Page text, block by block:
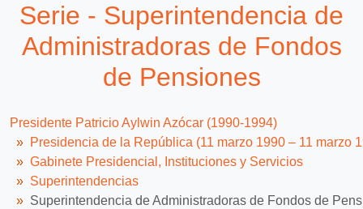
Serie - Superintendencia de
Administradoras de Fondos
de Pensiones
Presidente Patricio Aylwin Azócar (1990-1994)
Presidencia de la República (11 marzo 1990 – 11 marzo
Gabinete Presidencial, Instituciones y Servicios
Superintendencias
Superintendencia de Administradoras de Fondos de